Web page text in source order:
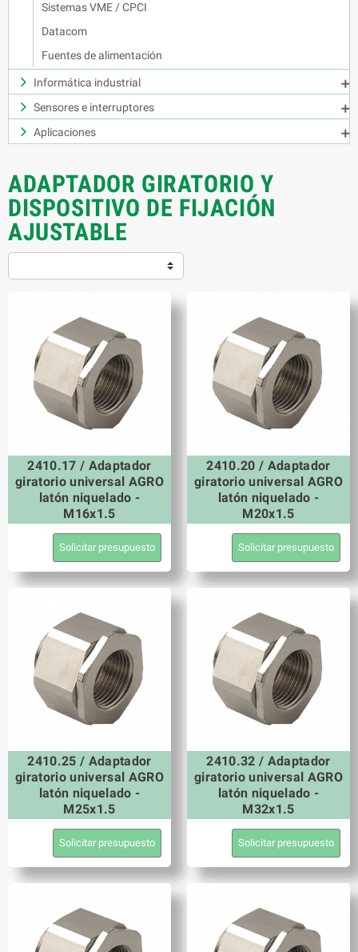
Sistemas VME / CPCI
Datacom
Fuentes de alimentación
Informática industrial

Sensores e interruptores

Aplicaciones

ADAPTADOR GIRATORIO Y
DISPOSITIVO DE FIJACIÓN
AJUSTABLE
2410.17 / Adaptador
giratorio universal AGRO
latón niquelado -
M16x1.5
Solicitar presupuesto
2410.20 / Adaptador
giratorio universal AGRO
latón niquelado -
M20x1.5
Solicitar presupuesto
2410.25 / Adaptador
giratorio universal AGRO
latón niquelado -
M25x1.5
Solicitar presupuesto
2410.32 / Adaptador
giratorio universal AGRO
latón niquelado -
M32x1.5
Solicitar presupuesto